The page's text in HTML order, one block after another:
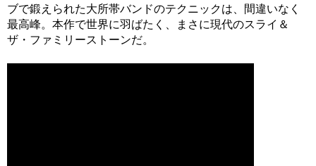
ブで鍛えられた大所帯バンドのテクニックは、間違いなく
最高峰。本作で世界に羽ばたく、まさに現代のスライ＆
ザ・ファミリーストーンだ。